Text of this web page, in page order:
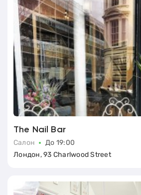
The Nail Bar
Салон
До 19:00
Лондон, 93 Charlwood Street